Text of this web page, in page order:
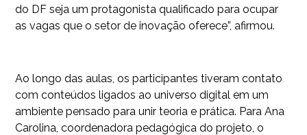
do DF seja um protagonista qualificado para ocupar
as vagas que o setor de inovação oferece”, afirmou.
Ao longo das aulas, os participantes tiveram contato
com conteúdos ligados ao universo digital em um
ambiente pensado para unir teoria e prática. Para Ana
Carolina, coordenadora pedagógica do projeto, o